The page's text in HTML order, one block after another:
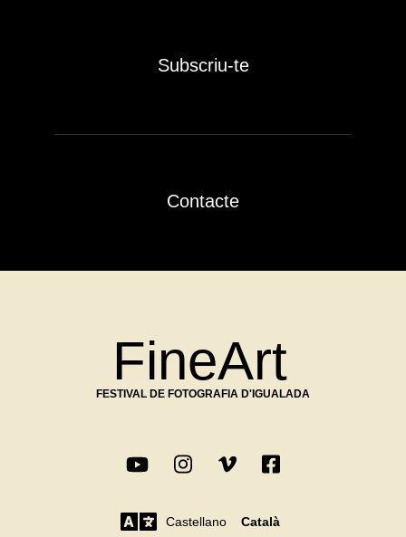
Subscriu-te
Contacte
FineArt
FESTIVAL DE FOTOGRAFIA D'IGUALADA
Castellano Català